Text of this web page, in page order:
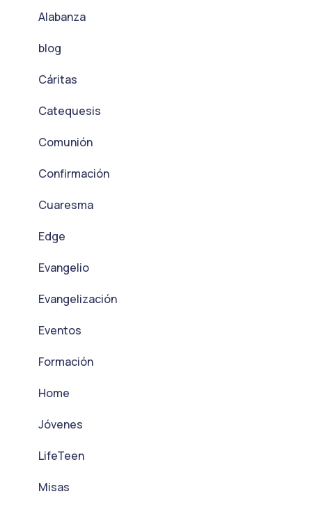
Alabanza
blog
Cáritas
Catequesis
Comunión
Confirmación
Cuaresma
Edge
Evangelio
Evangelización
Eventos
Formación
Home
Jóvenes
LifeTeen
Misas